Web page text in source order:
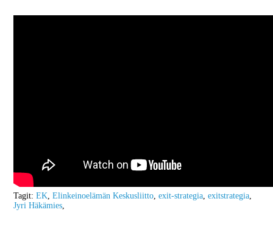
Tagit:EK,Elinkeinoelämän Keskusliitto,exit-strategia,exitstrategia,
Jyri Häkämies,